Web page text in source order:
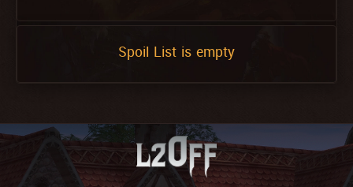
Spoil List is empty